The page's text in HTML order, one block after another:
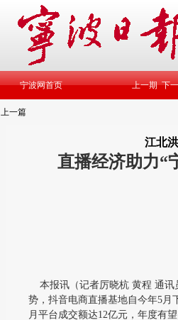
宁波网首页 上一期 下
上一篇
江北
直播经济助力“
本报讯（记者厉晓杭 黄程 通讯
势，抖音电商直播基地自今年5月
月平台成交额达12亿元，年度有